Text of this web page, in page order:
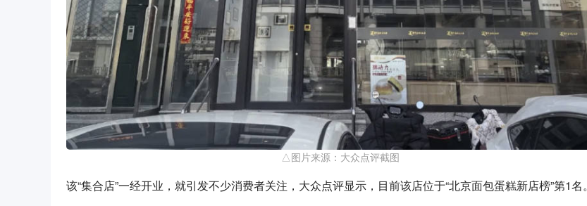
△图片来源：大众点评截图
该“集合店”一经开业，就引发不少消费者关注，大众点评显示，目前该店位于“北京面包蛋糕新店榜”第1名。